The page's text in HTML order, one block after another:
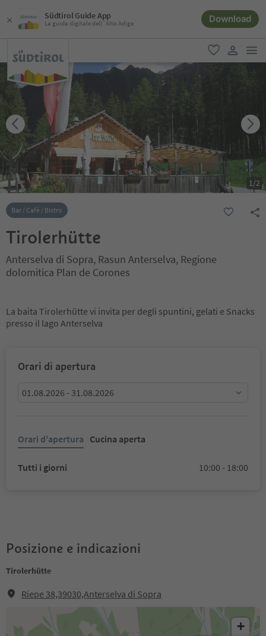
Südtirol Guide App
La guida digitale dell´Alto Adige Download
favoriti
user link
1/2
Bar / Café / Bistro
Tirolerhütte
Anterselva di Sopra, Rasun Anterselva, Regione
dolomitica Plan de Corones
La baita Tirolerhütte vi invita per degli spuntini, gelati e Snacks
presso il lago Anterselva
Orari di apertura
01.08.2026 - 31.08.2026
Orari d'apertura Cucina aperta
Tutti i giorni 10:00 - 18:00
Posizione e indicazioni
Tirolerhütte
Riepe 38,39030,Anterselva di Sopra
+